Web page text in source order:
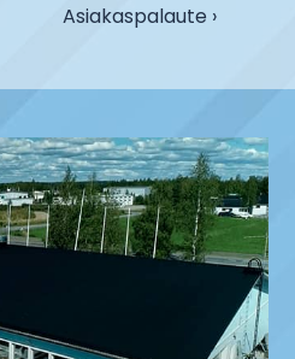
Asiakaspalaute ›